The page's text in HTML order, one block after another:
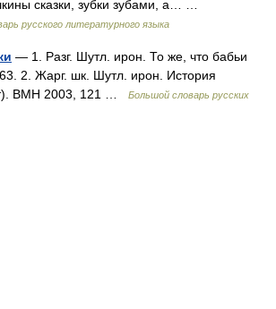
сказки, зубки зубами, а… …
русского литературного языка
— 1. Разг. Шутл. ирон. То же, что бабьи
2. Жарг. шк. Шутл. ирон. История
ВМН 2003, 121 …
Большой словарь русских